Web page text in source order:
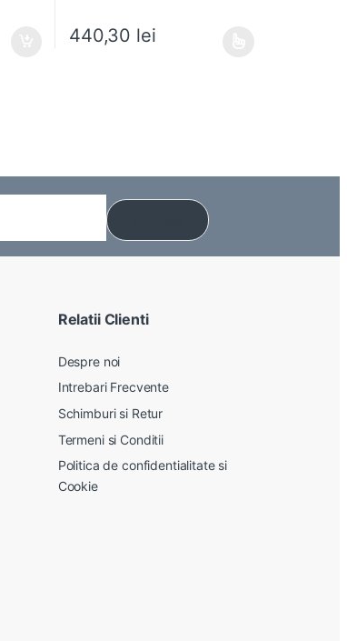
440,30 lei
Relatii Clienti
Despre noi
Intrebari Frecvente
Schimburi si Retur
Termeni si Conditii
Politica de confidentialitate si
Cookie